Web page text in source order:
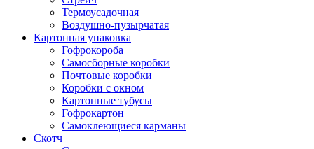
Термоусадочная
Воздушно-пузырчатая
Картонная упаковка
Гофрокороба
Самосборные коробки
Почтовые коробки
Коробки с окном
Картонные тубусы
Гофрокартон
Самоклеющиеся карманы
Скотч